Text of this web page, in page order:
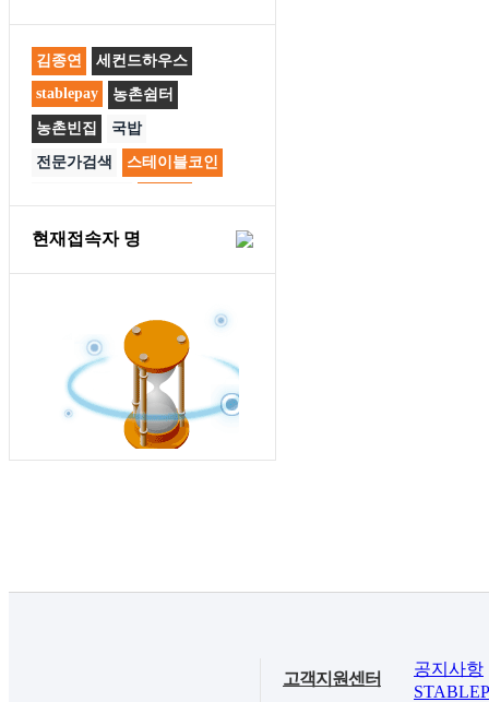
김종연
세컨드하우스
stablepay
농촌쉼터
농촌빈집 국밥
전문가검색 스테이블코인
컨테이너 컨테이너중고
현재접속자 명
고객지원센터
공지사항